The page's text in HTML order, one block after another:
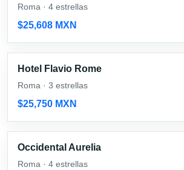
Roma · 4 estrellas
$25,608 MXN
Hotel Flavio Rome
Roma · 3 estrellas
$25,750 MXN
Occidental Aurelia
Roma · 4 estrellas